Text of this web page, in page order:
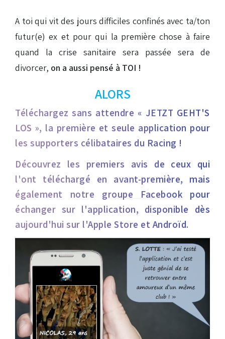
A toi qui vit des jours difficiles confinés avec ta/ton
futur(e) ex et pour qui la première chose à faire
quand la crise sanitaire sera passée sera de
divorcer, on a aussi pensé à TOI !
ALORS
Téléchargez sans attendre « JETZT GEHT'S
LOS », la première et seule application pour
les supporters célibataires du Racing !
Découvrez les premiers avis de ceux qui
l'ont téléchargé en avant-première, mais
également notre groupe Facebook pour
échanger sur l'application, disponible dès
aujourd'hui sur l'Apple Store et Androïd.